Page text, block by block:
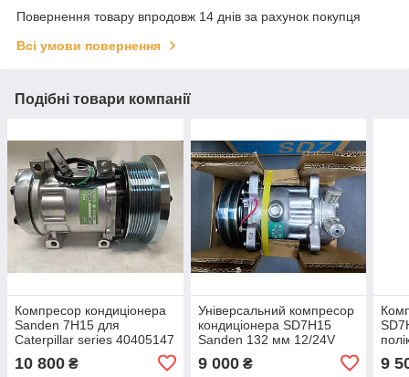
Повернення товару впродовж 14 днів за рахунок покупця
Всі умови повернення
Подібні товари компанії
Компресор кондиціонера
Sanden 7H15 для
Caterpillar series 40405147
1630872 3949671
10 800 ₴
Універсальний компресор
кондиціонера SD7H15
Sanden 132 мм 12/24V
для трактора та комбайна
9 000₴ 9